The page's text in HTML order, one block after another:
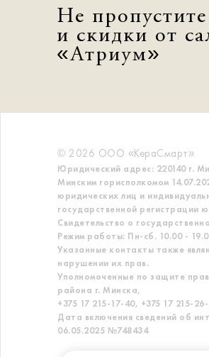
Не
и скидки от
«Атриум»
© 2026 ООО «КераСмарт».
Юридический адрес: 220140 г.
Минским горисполкомом
юридических лиц и
государственной регистрации
Свидетельство о
Режим работы: Пн-сб. 10.00 -
Указанные контакты также
нарушении их прав.
Уполномоченные по защите
района г. Минска,
+375 17 215-17-40, +375 17 215-
Дата включения сведений об
06.05.2025 №748434